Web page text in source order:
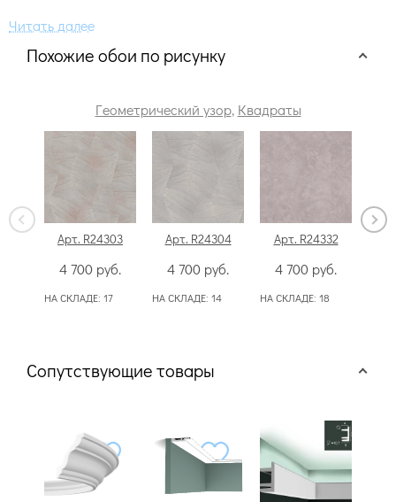
Похожие обои по рисунку
Геометрический узор, Квадраты
Арт. R24303
4 700 руб.
НА СКЛАДЕ: 17
Арт. R24304
4 700 руб.
НА СКЛАДЕ: 14
Арт. R24332
4 700 руб.
НА СКЛАДЕ: 18
Сопутствующие товары